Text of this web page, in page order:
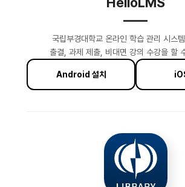
국립부경대학교 온라인 학습 관리 시스
출결, 과제 제출, 비대면 강의 수강을 할
Android 설치